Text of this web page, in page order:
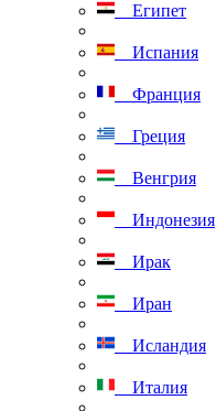
Египет
Испания
Франция
Греция
Венгрия
Индонезия
Ирак
Иран
Исландия
Италия